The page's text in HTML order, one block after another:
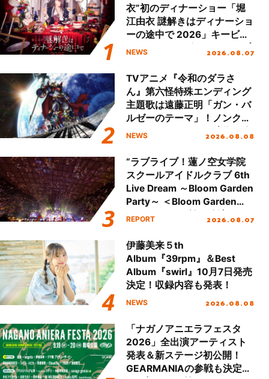
衣”初のディナーショー「堀
江由衣 謎解きはディナーショ
ーの途中で 2026」キービジ
ュアル＆グッズラインナップ
NEWS 2026.08.07
TVアニメ『令和のダラさ
ん』第六怪特殊エンディング
主題歌は遠藤正明「ガン・バ
ルゼーのテーマ」！ノンクレ
ジットエンディング映像も公
NEWS 2026.08.08
“ラブライブ！蓮ノ空女学院
スクールアイドルクラブ 6th
Live Dream ～Bloom Garden
Party～ ＜Bloom Garden
Party Stage／埼玉公演＞”
REPORT 2026.08.07
伊藤美来５th
Album『39rpm』＆Best
Album『swirl』10月7日発売
決定！収録内容も発表！
NEWS 2026.08.08
「ナガノアニエラフェスタ
2026」全出演アーティスト
発表＆新ステージ初公開！
GEARMANIAの参戦も決定